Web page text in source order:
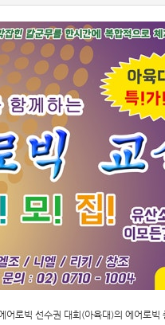
로빅 선수권 대회(아육대)의 에어로